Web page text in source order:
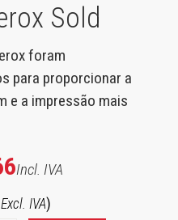
Sold
foram
para proporcionar a
e a impressão mais
Incl. IVA
Excl. IVA)